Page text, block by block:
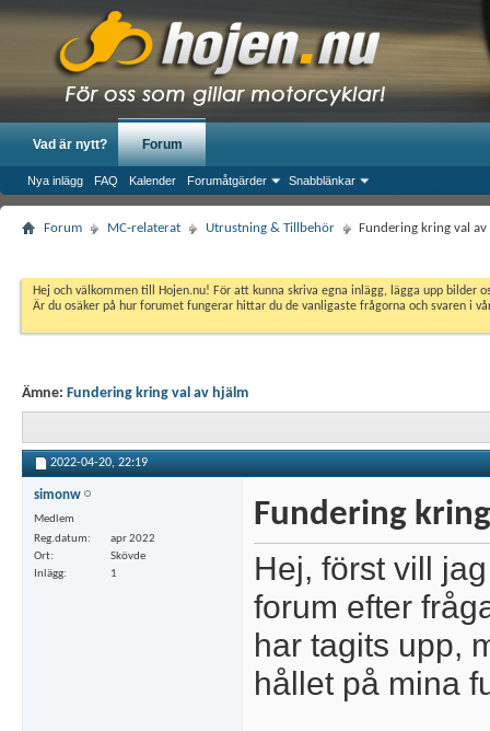
Vad är nytt? Forum
Nya inlägg FAQ Kalender Forumåtgärder Snabblänkar
Forum MC-relaterat Utrustning & Tillbehör Fundering kring val av
Hej och välkommen till Hojen.nu! För att kunna skriva egna inlägg, lägga upp
Är du osäker på hur forumet fungerar hittar du de vanligaste frågorna och svaren i
Ämne: Fundering kring val av hjälm
2022-04-20, 22:19
simonw
Medlem
Reg.datum
apr 2022
Ort
Skövde
Inlägg
1
Fundering
Hej, först vill
forum efter
har tagits upp,
hållet på mina